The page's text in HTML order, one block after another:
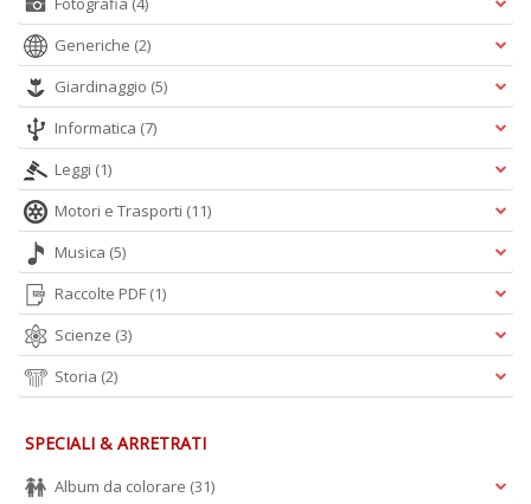
Generiche (2)
Giardinaggio (5)
Informatica (7)
Leggi (1)
Motori e Trasporti (11)
Musica (5)
Raccolte PDF (1)
Scienze (3)
Storia (2)
SPECIALI & ARRETRATI
Album da colorare (31)